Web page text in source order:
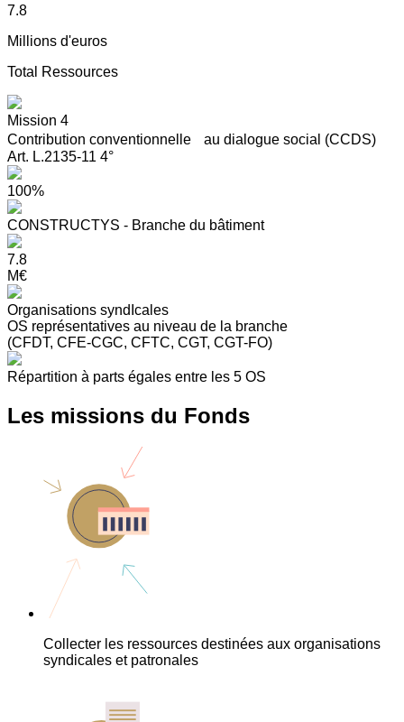
7.8
Millions d'euros
Total Ressources
Mission 4
Contribution conventionnelle au dialogue social (CCDS)
Art. L.2135-11 4°
100%
CONSTRUCTYS - Branche du bâtiment
7.8
M€
Organisations syndIcales
OS représentatives au niveau de la branche
(CFDT, CFE-CGC, CFTC, CGT, CGT-FO)
Répartition à parts égales entre les 5 OS
Les missions du Fonds
Collecter les ressources destinées aux organisations
syndicales et patronales